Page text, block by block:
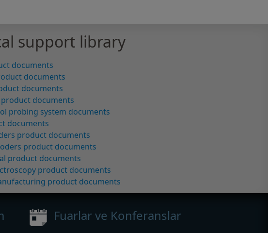
support library
documents
documents
documents
documents
probing system documents
documents
product documents
product documents
product documents
product documents
product documents
Fuarlar ve Konferanslar